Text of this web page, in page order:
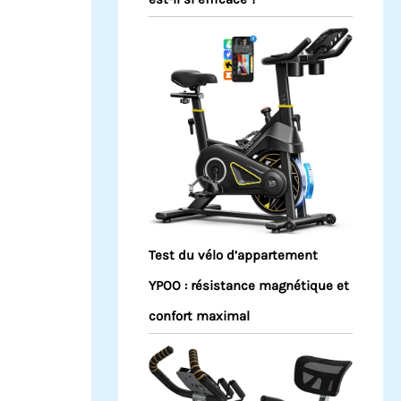
Test du vélo d’appartement
YPOO : résistance magnétique et
confort maximal